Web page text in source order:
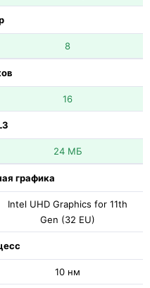
8
16
24 МБ
графика
Intel UHD Graphics for 11th
Gen (32 EU)
10 нм